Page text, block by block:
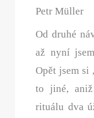
Petr Müller
Od druhé
až nyní
Opět jsem si
to jiné,
rituálu dva